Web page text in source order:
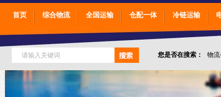
首页 综合物流 全国运输 仓配一体 冷链运输
您是否在搜索： 物
仓储综合专业定制物